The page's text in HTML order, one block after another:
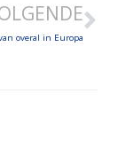
overal in Europa